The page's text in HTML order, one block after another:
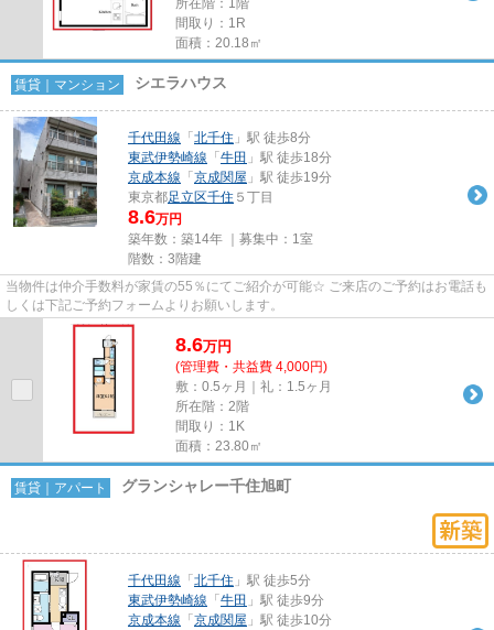
所在階：1階
間取り：1R
面積：20.18㎡
賃貸｜マンション シエラハウス
千代田線 「 北千住 」駅 徒歩8分
東武伊勢崎線 「 牛田 」駅 徒歩18分
京成本線 「 京成関屋 」駅 徒歩19分
東京都足立区千住 ５丁目
8.6万円
築年数：築14年 ｜募集中： 1室
階数：3階建
当物件は仲介手数料が家賃の55％にてご紹介が可能☆ ご来店のご予約はお電話も
しくは下記ご予約フォームよりお願いします。
8.6万円
(管理費・共益費 4,000円)
敷：0.5ヶ月｜礼：1.5ヶ月
所在階：2階
間取り：1K
面積：23.80㎡
賃貸｜アパート グランシャレー千住旭町
千代田線 「 北千住 」駅 徒歩5分
東武伊勢崎線 「 牛田 」駅 徒歩9分
京成本線 「 京成関屋 」駅 徒歩10分